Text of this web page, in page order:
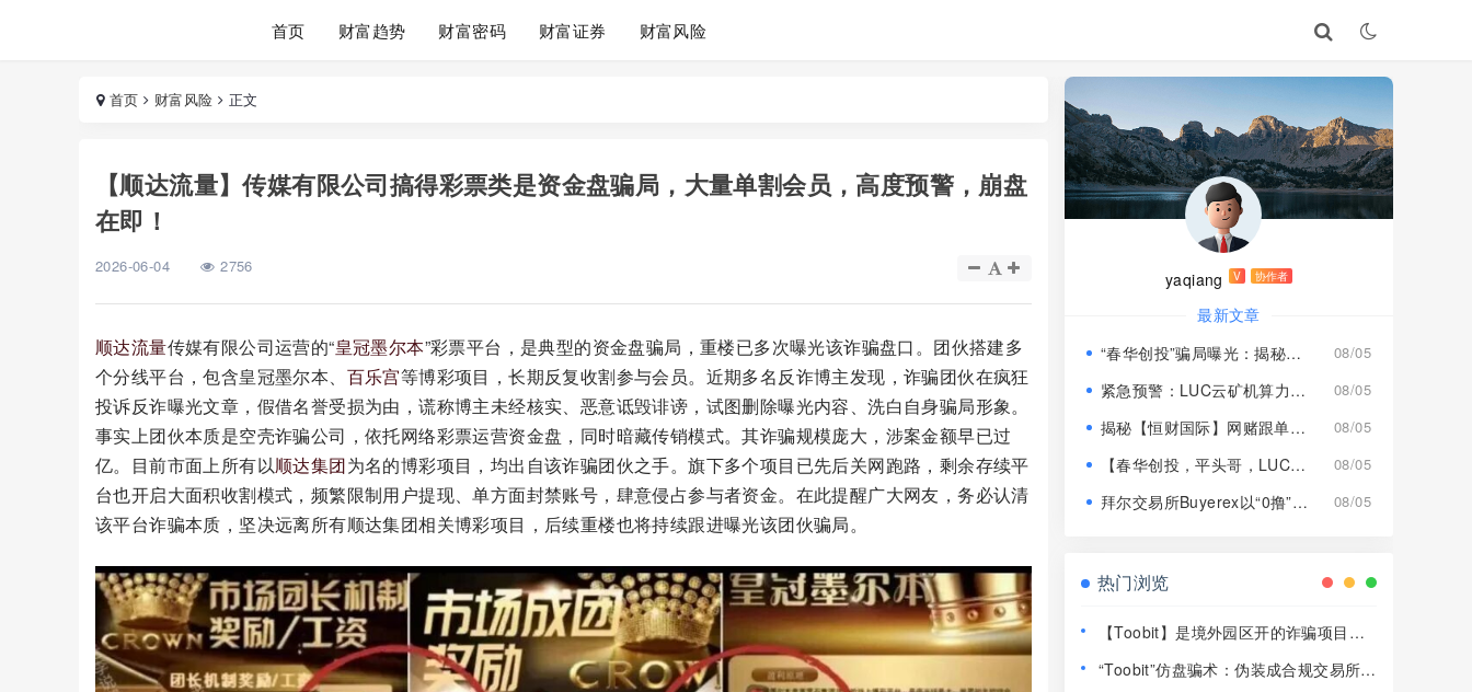
首页 财富趋势 财富密码 财富证券 财富风险
首页 财富风险 正文
【顺达流量】传媒有限公司搞得彩票类是资金盘骗局，大量单割会员，高度预警，崩盘
在即！
2026-06-04 2756
顺达流量传媒有限公司运营的“皇冠墨尔本”彩票平台，是典型的资金盘骗局，重楼已多次曝光该诈骗盘口。团伙搭建多
个分线平台，包含皇冠墨尔本、 百乐宫等博彩项目，长期反复收割参与会员。近期多名反诈博主发现，诈骗团伙在疯狂
投诉反诈曝光文章，假借名誉受损为由，谎称博主未经核实、恶意诋毁诽谤，试图删除曝光内容、洗白自身骗局形象。
事实上团伙本质是空壳诈骗公司，依托网络彩票运营资金盘，同时暗藏传销模式。其诈骗规模庞大，涉案金额早已过
亿。目前市面上所有以顺达集团为名的博彩项目，均出自该诈骗团伙之手。旗下多个项目已先后关网跑路，剩余存续平
台也开启大面积收割模式，频繁限制用户提现、单方面封禁账号，肆意侵占参与者资金。在此提醒广大网友，务必认清
该平台诈骗本质，坚决远离所有顺达集团相关博彩项目，后续重楼也将持续跟进曝光该团伙骗局。
yaqiang V 协作者
最新文章
“春华创投”骗局曝光：揭秘项目盘的欺诈手法!
08/05
紧急预警：LUC云矿机算力项目风险激增，高额挖矿收益背后全是套路 08/05
揭秘【恒财国际】网赌跟单盘深度风险预警！ 08/05
【春华创投，平头哥，LUC永久矿机】这3个项目都是骗局！已经收割，速度撤离！ 08/05
拜尔交易所Buyerex以“0撸”为噱头的分红类资金盘骗局，远离！ 08/05
热门浏览
【Toobit】是境外园区开的诈骗项目，
“Toobit”仿盘骗术：伪装成合规交易所，